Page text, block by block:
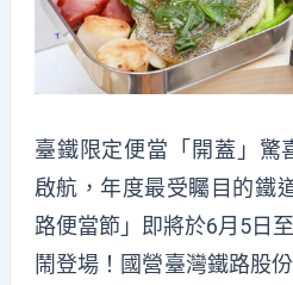
臺鐵限定便當「開蓋」驚
啟航，年度最受矚目的鐵
路便當節」即將於6月5日
鬧登場！國營臺灣鐵路股